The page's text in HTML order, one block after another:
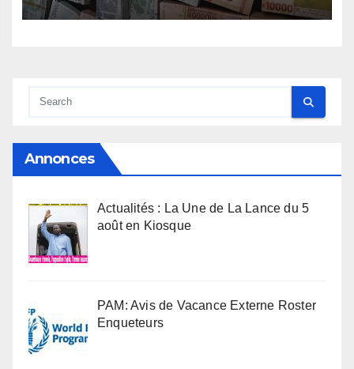
Annonces
Actualités : La Une de La Lance du 5
août en Kiosque
PAM: Avis de Vacance Externe Roster
Enqueteurs